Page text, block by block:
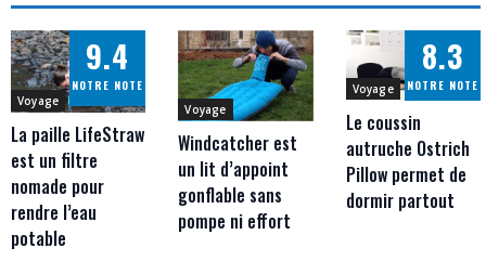
9.4
NOTRE NOTE
Voyage
La paille LifeStraw
est un filtre
nomade pour
rendre l’eau
potable
Voyage
Windcatcher est
un lit d’appoint
gonflable sans
pompe ni effort
8.3
NOTRE NOTE
Voyage
Le coussin
autruche Ostrich
Pillow permet de
dormir partout